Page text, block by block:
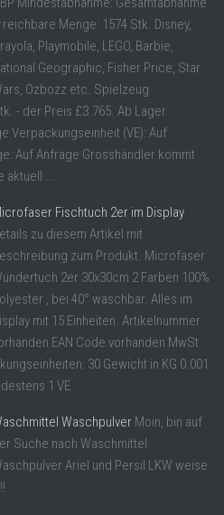
Menge: 1574 Stk. Disney,
Playmobile, LEGO, Barbie,
Geographic, Fisher Price, Star
Ozbozz etc. Spielzeug
- der Preis £3.765. Ab Lager
Verpackungseinheit (VE): Auf
Auf Anfrage Grosshändler kommt
aktuell ...
Fischtuch 2er im Display
zu diesem Artikel mit
zum Produkt. Microfaser
2er 30x30cm 2 Farben 100%
, bei 40° waschbar. Alles im
mit 15 Einheiten. Artikelnummer
EAN Code vorhanden MwSt.
30 Gewicht in KG 0.001
1 VE
Waschpulver Moin, bin auf
Suche nach Waschmittel
Ariel und Persil LKW weise